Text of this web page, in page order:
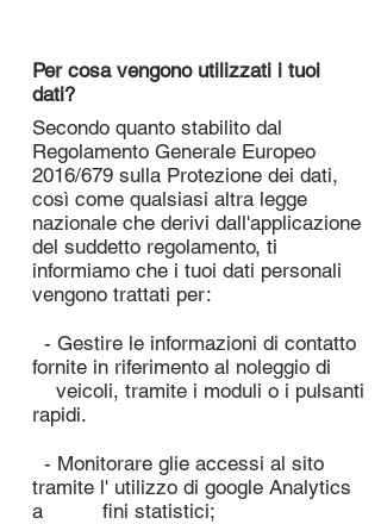
Per cosa vengono utilizzati i tuoi
dati?
Secondo quanto stabilito dal
Regolamento Generale Europeo
2016/679 sulla Protezione dei dati,
così come qualsiasi altra legge
nazionale che derivi dall'applicazione
del suddetto regolamento, ti
informiamo che i tuoi dati personali
vengono trattati per:
- Gestire le informazioni di contatto
fornite in riferimento al noleggio di
veicoli, tramite i moduli o i pulsanti
rapidi.
- Monitorare glie accessi al sito
tramite l' utilizzo di google Analytics
a fini statistici;